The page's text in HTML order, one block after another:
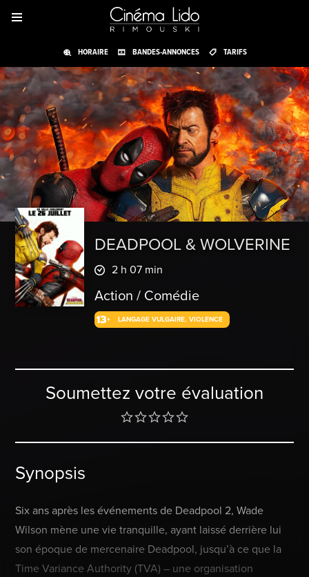
HORAIRE BANDES-ANNONCES TARIFS
DEADPOOL & WOLVERINE
2 h 07 min
Action / Comédie
LANGAGE VULGAIRE, VIOLENCE
Soumettez votre évaluation
Synopsis
Six ans après les événements de Deadpool 2, Wade
Wilson mène une vie tranquille, ayant laissé derrière lui
son époque de mercenaire Deadpool, jusqu’à ce que la
Time Variance Authority (TVA) – une organisation